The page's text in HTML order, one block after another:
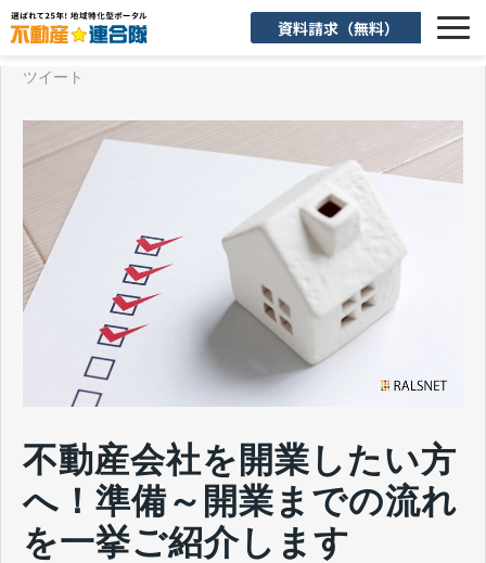
資料請求（無料）
選ばれる理由
機能一覧
入会後のサポート
お客様活用事例
よくあるご質問
お役立ち情報
ツイート
不動産会社を開業したい方
へ！準備～開業までの流れ
を一挙ご紹介します